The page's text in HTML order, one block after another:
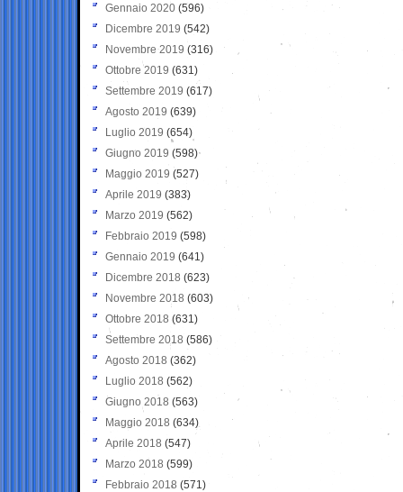
Gennaio 2020 (596)
Dicembre 2019 (542)
Novembre 2019 (316)
Ottobre 2019 (631)
Settembre 2019 (617)
Agosto 2019 (639)
Luglio 2019 (654)
Giugno 2019 (598)
Maggio 2019 (527)
Aprile 2019 (383)
Marzo 2019 (562)
Febbraio 2019 (598)
Gennaio 2019 (641)
Dicembre 2018 (623)
Novembre 2018 (603)
Ottobre 2018 (631)
Settembre 2018 (586)
Agosto 2018 (362)
Luglio 2018 (562)
Giugno 2018 (563)
Maggio 2018 (634)
Aprile 2018 (547)
Marzo 2018 (599)
Febbraio 2018 (571)